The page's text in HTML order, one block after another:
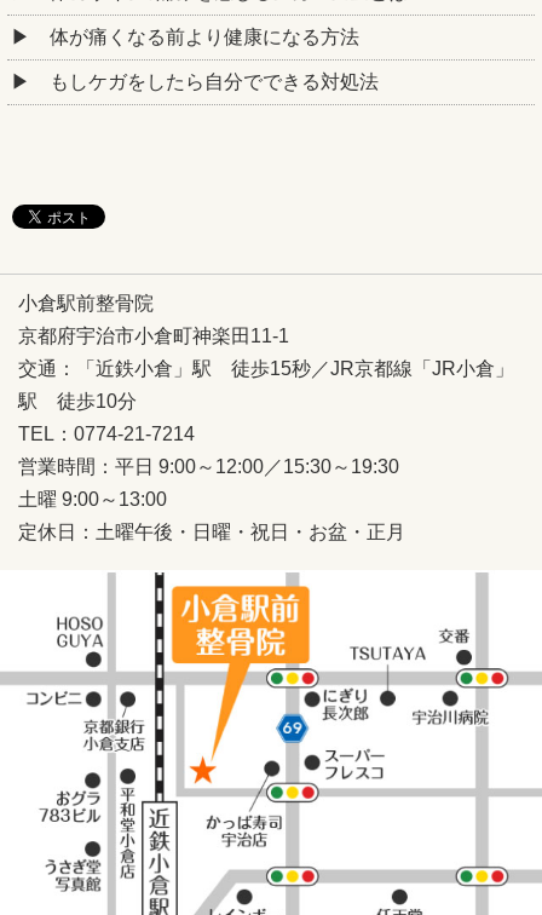
体が痛くなる前より健康になる方法
もしケガをしたら自分でできる対処法
小倉駅前整骨院
京都府宇治市小倉町神楽田11-1
交通：「近鉄小倉」駅 徒歩15秒／JR京都線「JR小倉」
駅 徒歩10分
TEL：0774-21-7214
営業時間：平日 9:00～12:00／15:30～19:30
土曜 9:00～13:00
定休日：土曜午後・日曜・祝日・お盆・正月